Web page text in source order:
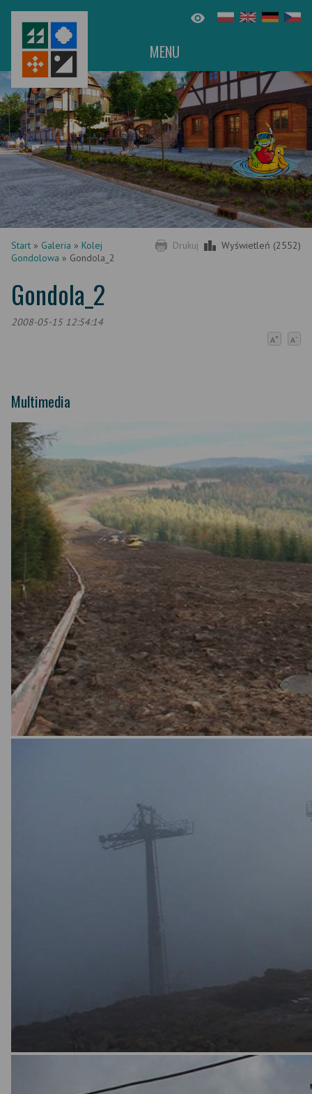
MENU
Drukuj Wyświetleń (2552)
Start » Galeria » Kolej
Gondolowa » Gondola_2
Gondola_2
2008-05-15 12:54:14
A+ A-
Multimedia